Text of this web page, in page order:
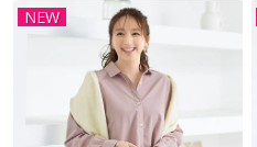
NEW